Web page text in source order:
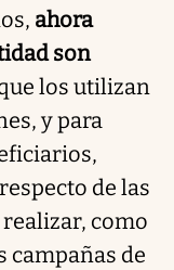
ahora
son
los utilizan
y para
de las
como
campañas de